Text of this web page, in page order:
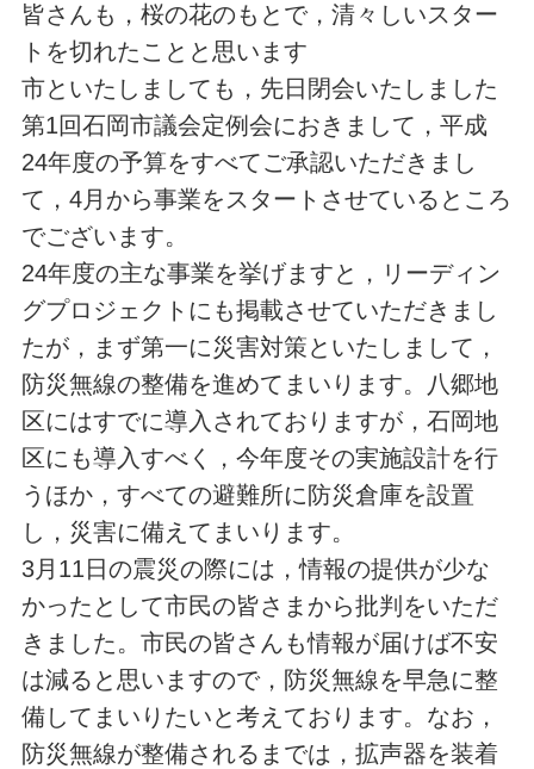
皆さんも，桜の花のもとで，清々しいスター
トを切れたことと思います
市といたしましても，先日閉会いたしました
第1回石岡市議会定例会におきまして，平成
24年度の予算をすべてご承認いただきまし
て，4月から事業をスタートさせているところ
でございます。
24年度の主な事業を挙げますと，リーディン
グプロジェクトにも掲載させていただきまし
たが，まず第一に災害対策といたしまして，
防災無線の整備を進めてまいります。八郷地
区にはすでに導入されておりますが，石岡地
区にも導入すべく，今年度その実施設計を行
うほか，すべての避難所に防災倉庫を設置
し，災害に備えてまいります。
3月11日の震災の際には，情報の提供が少な
かったとして市民の皆さまから批判をいただ
きました。市民の皆さんも情報が届けば不安
は減ると思いますので，防災無線を早急に整
備してまいりたいと考えております。なお，
防災無線が整備されるまでは，拡声器を装着